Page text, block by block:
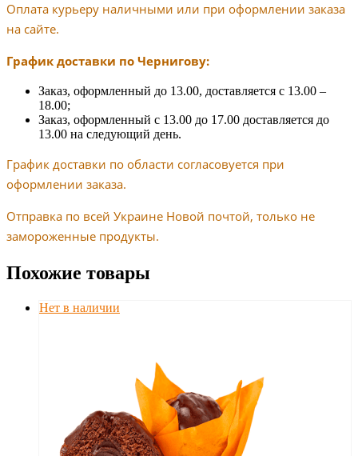
Оплата курьеру наличными или при оформлении заказа
на сайте.
График доставки по Чернигову:
Заказ, оформленный до 13.00, доставляется с 13.00 –
18.00;
Заказ, оформленный с 13.00 до 17.00 доставляется до
13.00 на следующий день.
График доставки по области согласовуется при
оформлении заказа.
Отправка по всей Украине Новой почтой, только не
замороженные продукты.
Похожие товары
Нет в наличии